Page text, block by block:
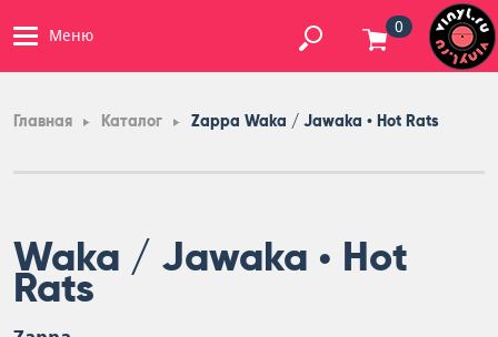
Меню 0
Главная Каталог Zappa Waka / Jawaka • Hot Rats
Waka / Jawaka • Hot
Rats